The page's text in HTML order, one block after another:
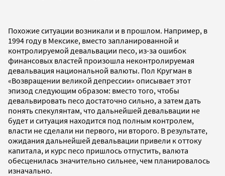
Похожие ситуации возникали и в прошлом. Например, в
1994 году в Мексике, вместо запланированной и
контролируемой девальвации песо, из-за ошибок
финансовых властей произошла неконтролируемая
девальвация национальной валюты. Пол Кругман в
«Возвращении великой депрессии» описывает этот
эпизод следующим образом: вместо того, чтобы
девальвировать песо достаточно сильно, а затем дать
понять спекулянтам, что дальнейшей девальвации не
будет и ситуация находится под полным контролем,
власти не сделали ни первого, ни второго. В результате,
ожидания дальнейшей девальвации привели к оттоку
капитала, и курс песо пришлось отпустить, валюта
обесценилась значительно сильнее, чем планировалось
изначально.